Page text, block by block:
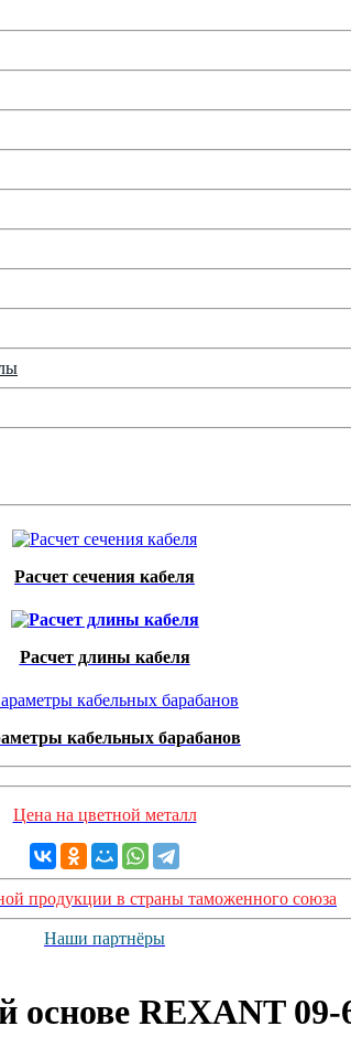
Расчет сечения кабеля
Расчет длины кабеля
кабельных барабанов
Цена на цветной металл
продукции в страны таможенного союза
Наши партнёры
основе REXANT 09-